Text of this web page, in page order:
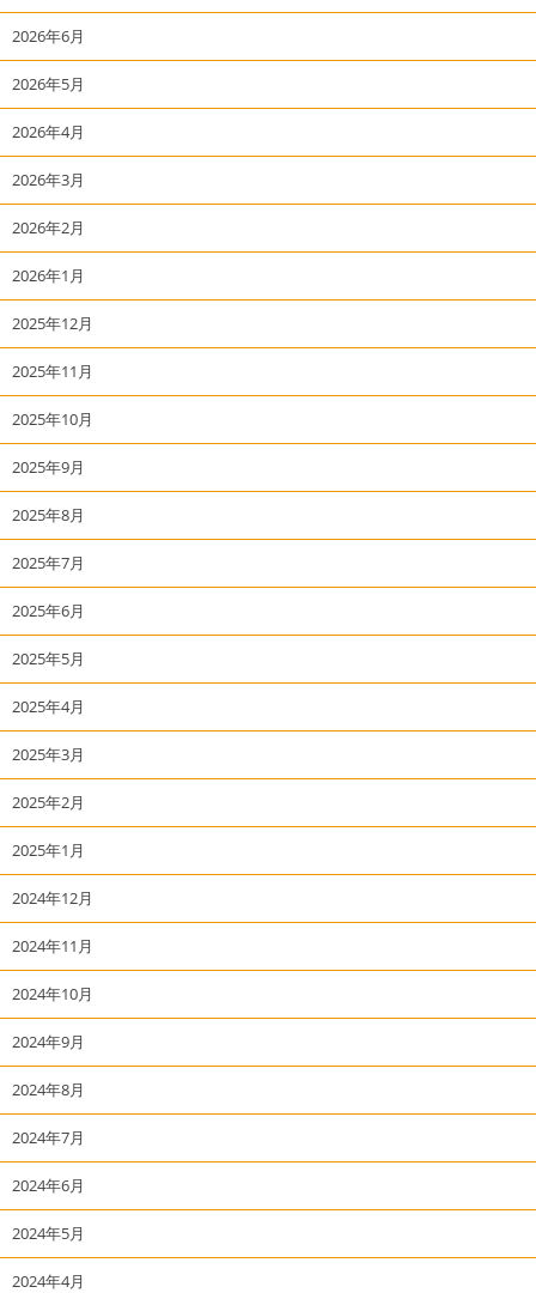
2026年6月
2026年5月
2026年4月
2026年3月
2026年2月
2026年1月
2025年12月
2025年11月
2025年10月
2025年9月
2025年8月
2025年7月
2025年6月
2025年5月
2025年4月
2025年3月
2025年2月
2025年1月
2024年12月
2024年11月
2024年10月
2024年9月
2024年8月
2024年7月
2024年6月
2024年5月
2024年4月